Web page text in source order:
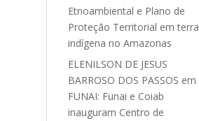
Etnoambiental e Plano de
Proteção Territorial em terra
indígena no Amazonas
ELENILSON DE JESUS
BARROSO DOS PASSOS em
FUNAI: Funai e Coiab
inauguram Centro de